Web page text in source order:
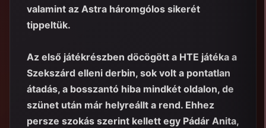
valamint az Astra háromgólos sikerét
tippeltük.
Az első játékrészben döcögött a HTE játéka a
Szekszárd elleni derbin, sok volt a pontatlan
átadás, a bosszantó hiba mindkét oldalon, de
szünet után már helyreállt a rend. Ehhez
persze szokás szerint kellett egy Pádár Anita,